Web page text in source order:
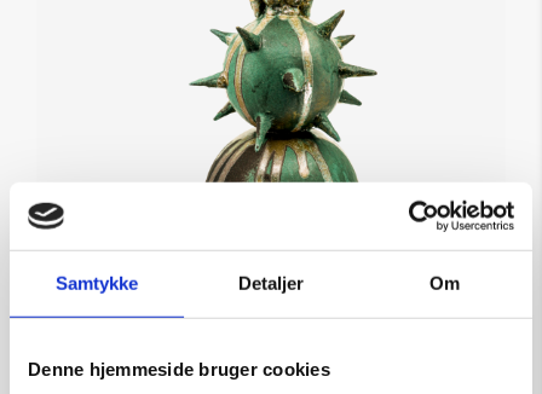
Samtykke Detaljer Om
Denne hjemmeside bruger cookies
Skulptur af Rikke Stiig: Efterår